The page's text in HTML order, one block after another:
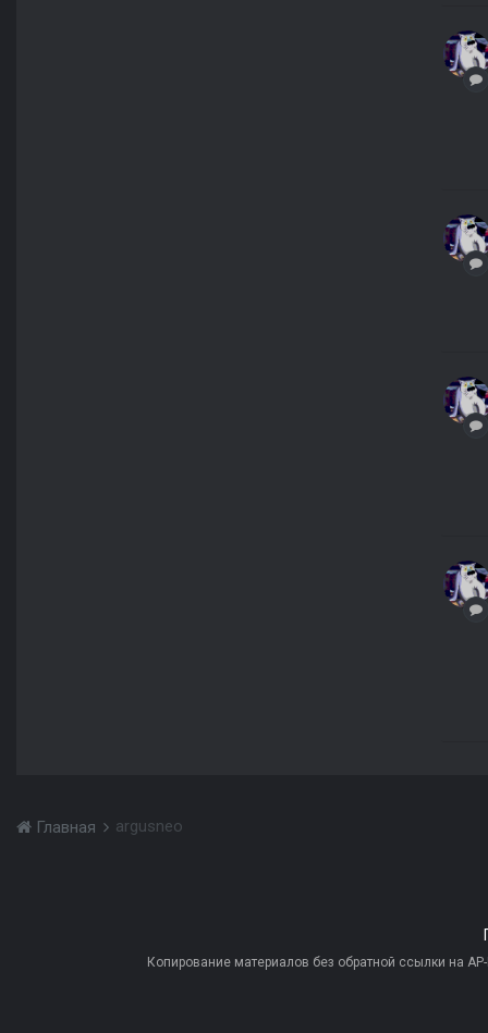
Главная argusneo
Копирование материалов без обратной ссылки на